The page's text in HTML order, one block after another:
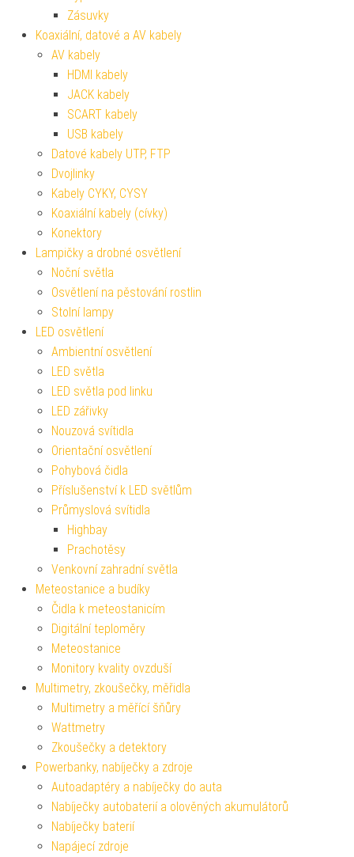
Zásuvky
Koaxiální, datové a AV kabely
AV kabely
HDMI kabely
JACK kabely
SCART kabely
USB kabely
Datové kabely UTP, FTP
Dvojlinky
Kabely CYKY, CYSY
Koaxiální kabely (cívky)
Konektory
Lampičky a drobné osvětlení
Noční světla
Osvětlení na pěstování rostlin
Stolní lampy
LED osvětlení
Ambientní osvětlení
LED světla
LED světla pod linku
LED zářivky
Nouzová svítidla
Orientační osvětlení
Pohybová čidla
Příslušenství k LED světlům
Průmyslová svítidla
Highbay
Prachotěsy
Venkovní zahradní světla
Meteostanice a budíky
Čidla k meteostanicím
Digitální teploměry
Meteostanice
Monitory kvality ovzduší
Multimetry, zkoušečky, měřidla
Multimetry a měřící šňůry
Wattmetry
Zkoušečky a detektory
Powerbanky, nabíječky a zdroje
Autoadaptéry a nabíječky do auta
Nabíječky autobaterií a olověných akumulátorů
Nabíječky baterií
Napájecí zdroje